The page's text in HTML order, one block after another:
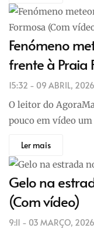
Fenómeno
frente à Praia
15:32 - 09 ABRIL, 2026
O leitor do
pouco em vídeo
Ler mais
Gelo na
(Com vídeo)
9:11 - 03 MARÇO, 2026